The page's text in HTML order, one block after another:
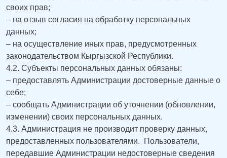
своих прав;
– на отзыв согласия на обработку персональных
данных;
– на осуществление иных прав, предусмотренных
законодательством Кыргызской Республики.
4.2. Субъекты персональных данных обязаны:
– предоставлять Администрации достоверные данные о
себе;
– сообщать Администрации об уточнении (обновлении,
изменении) своих персональных данных.
4.3. Администрация не производит проверку данных,
предоставленных пользователями. Пользователи,
передавшие Администрации недостоверные сведения